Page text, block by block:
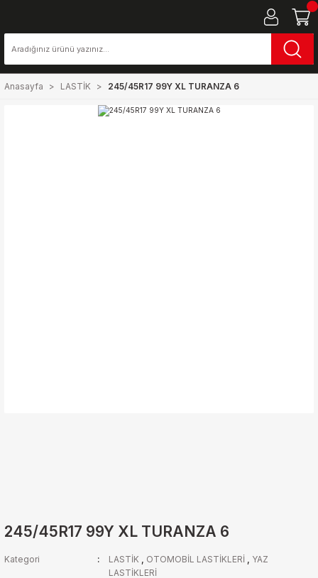
Anasayfa LASTİK 245/45R17 99Y XL TURANZA 6
245/45R17 99Y XL TURANZA 6
Kategori LASTİK , OTOMOBİL LASTİKLERİ , YAZ
LASTİKLERİ